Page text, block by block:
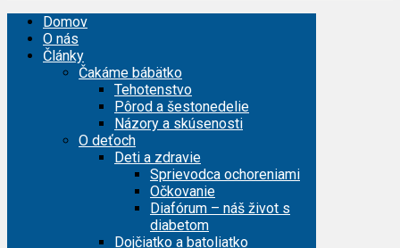
Domov
O nás
Články
Čakáme bábätko
Tehotenstvo
Pôrod a šestonedelie
Názory a skúsenosti
O deťoch
Deti a zdravie
Sprievodca ochoreniami
Očkovanie
Diafórum – náš život s
diabetom
Dojčiatko a batoliatko